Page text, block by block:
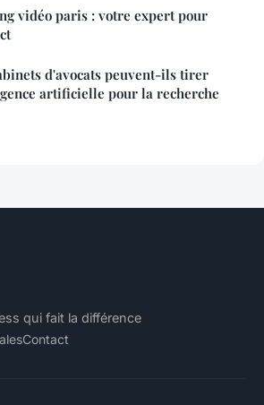
vidéo paris : votre expert pour
d'avocats peuvent-ils tirer
artificielle pour la recherche
qui fait la différence
Contact